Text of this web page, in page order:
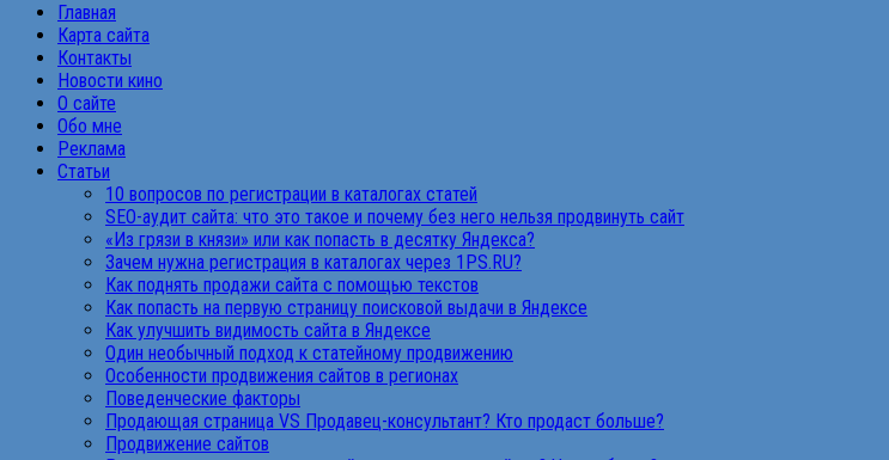
Главная
Карта сайта
Контакты
Новости кино
О сайте
Обо мне
Реклама
Статьи
10 вопросов по регистрации в каталогах статей
SEO-аудит сайта: что это такое и почему без него нельзя продвинуть сайт
«Из грязи в князи» или как попасть в десятку Яндекса?
Зачем нужна регистрация в каталогах через 1PS.RU?
Как поднять продажи сайта с помощью текстов
Как попасть на первую страницу поисковой выдачи в Яндексе
Как улучшить видимость сайта в Яндексе
Один необычный подход к статейному продвижению
Особенности продвижения сайтов в регионах
Поведенческие факторы
Продающая страница VS Продавец-консультант? Кто продаст больше?
Продвижение сайтов